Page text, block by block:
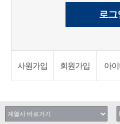
사원가입 회원가입 아이